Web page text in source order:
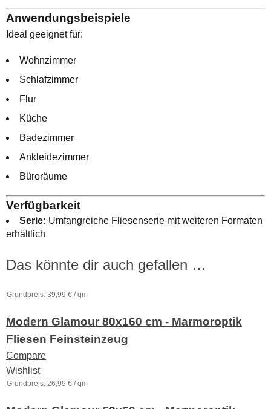
Anwendungsbeispiele
Ideal geeignet für:
Wohnzimmer
Schlafzimmer
Flur
Küche
Badezimmer
Ankleidezimmer
Büroräume
Verfügbarkeit
Serie: Umfangreiche Fliesenserie mit weiteren Formaten
erhältlich
Das könnte dir auch gefallen …
Grundpreis: 39,99 € /qm
Modern Glamour 80x160 cm - Marmoroptik
Fliesen Feinsteinzeug
Compare
Wishlist
Grundpreis: 26,99 € /qm